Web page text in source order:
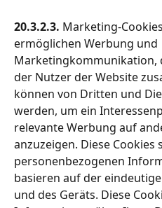
20.3.2.3. Marketing-
ermöglichen Werbung und
Marketingkommunikation,
der Nutzer der Website
können von Dritten und
werden, um ein
relevante Werbung auf
anzuzeigen. Diese
personenbezogenen
basieren auf der
und des Geräts. Diese